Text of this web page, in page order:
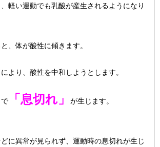
軽い運動でも乳酸が産生されるようになり
、体が酸性に傾きます。
より、酸性を中和しようとします。
「息切れ」 が生じます。
に異常が見られず、運動時の息切れが生じ